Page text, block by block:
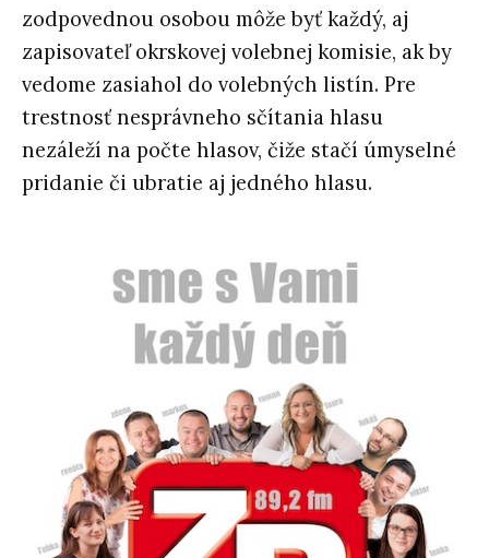
zodpovednou osobou môže byť každý, aj
zapisovateľ okrskovej volebnej komisie, ak by
vedome zasiahol do volebných listín. Pre
trestnosť nesprávneho sčítania hlasu
nezáleží na počte hlasov, čiže stačí úmyselné
pridanie či ubratie aj jedného hlasu.